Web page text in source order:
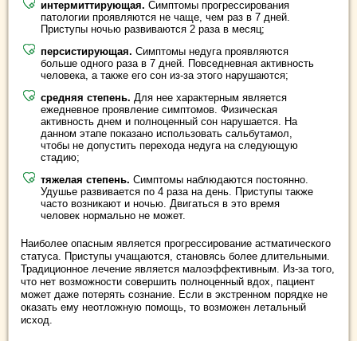
интермиттирующая. Симптомы прогрессирования
патологии проявляются не чаще, чем раз в 7 дней.
Приступы ночью развиваются 2 раза в месяц;
персистирующая. Симптомы недуга проявляются
больше одного раза в 7 дней. Повседневная активность
человека, а также его сон из-за этого нарушаются;
средняя степень. Для нее характерным является
ежедневное проявление симптомов. Физическая
активность днем и полноценный сон нарушается. На
данном этапе показано использовать сальбутамол,
чтобы не допустить перехода недуга на следующую
стадию;
тяжелая степень. Симптомы наблюдаются постоянно.
Удушье развивается по 4 раза на день. Приступы также
часто возникают и ночью. Двигаться в это время
человек нормально не может.
Наиболее опасным является прогрессирование астматического
статуса. Приступы учащаются, становясь более длительными.
Традиционное лечение является малоэффективным. Из-за того,
что нет возможности совершить полноценный вдох, пациент
может даже потерять сознание. Если в экстренном порядке не
оказать ему неотложную помощь, то возможен летальный
исход.